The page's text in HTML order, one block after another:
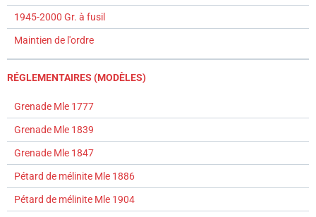
1945-2000 Gr. à fusil
Maintien de l'ordre
RÉGLEMENTAIRES (MODÈLES)
Grenade Mle 1777
Grenade Mle 1839
Grenade Mle 1847
Pétard de mélinite Mle 1886
Pétard de mélinite Mle 1904